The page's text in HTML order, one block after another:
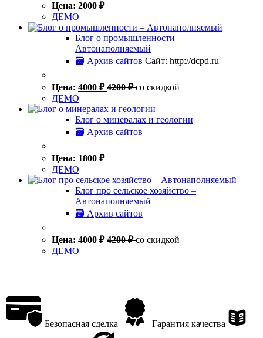
Цена: 2000 ₽
ДЕМО
Блог о промышленности –
Автонаполняемый
🗃 Архив сайтов Сайт: http://dcpd.ru
Цена: 4000 ₽ 4200₽ со скидкой
ДЕМО
Блог о минералах и геологии
🗃 Архив сайтов
Цена: 1800 ₽
ДЕМО
Блог про сельское хозяйство –
Автонаполняемый
🗃 Архив сайтов
Цена: 4000 ₽ 4200₽ со скидкой
ДЕМО
Безопасная сделка Гарантия качества